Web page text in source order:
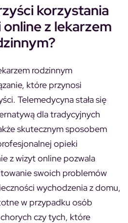
korzystania
z lekarzem
rodzinnym
które przynosi
Telemedycyna stała się
dla tradycyjnych
skutecznym sposobem
opieki
z wizyt online pozwala
swoich problemów
wychodzenia z domu,
w przypadku osób
czy tych, które